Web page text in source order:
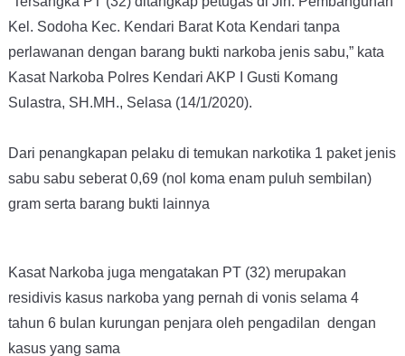
Kel. Sodoha Kec. Kendari Barat Kota Kendari tanpa
perlawanan dengan barang bukti narkoba jenis sabu,” kata
Kasat Narkoba Polres Kendari AKP I Gusti Komang
Sulastra, SH.MH., Selasa (14/1/2020).
Dari penangkapan pelaku di temukan narkotika 1 paket jenis
sabu sabu seberat 0,69 (nol koma enam puluh sembilan)
gram serta barang bukti lainnya
Kasat Narkoba juga mengatakan PT (32) merupakan
residivis kasus narkoba yang pernah di vonis selama 4
tahun 6 bulan kurungan penjara oleh pengadilan dengan
kasus yang sama